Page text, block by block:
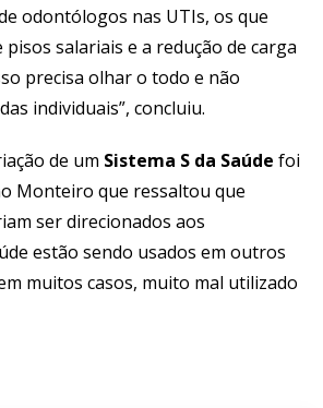
odontólogos nas UTIs, os que
salariais e a redução de carga
precisa olhar o todo e não
individuais”, concluiu.
de um Sistema S da Saúde foi
Monteiro que ressaltou que
ser direcionados aos
estão sendo usados em outros
muitos casos, muito mal utilizado